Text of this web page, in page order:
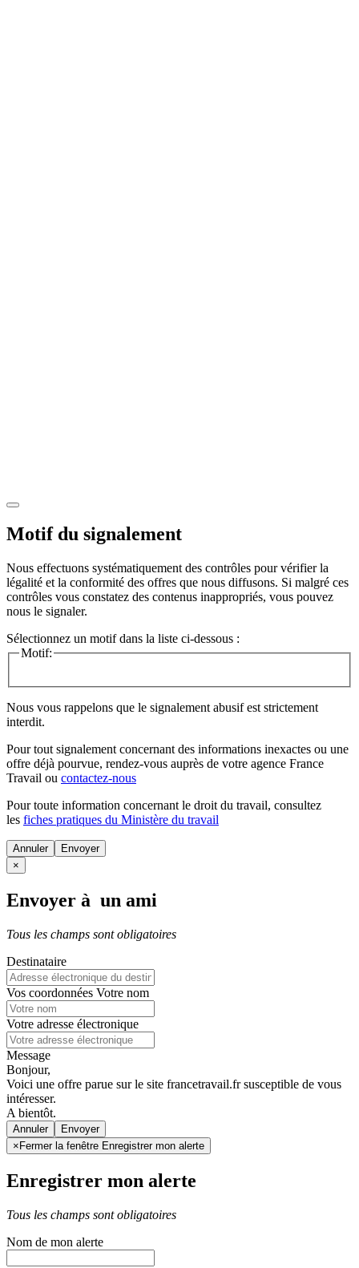
Motif du signalement
Nous effectuons systématiquement des contrôles pour vérifier la
légalité et la conformité des offres que nous diffusons. Si malgré ces
contrôles vous constatez des contenus inappropriés, vous pouvez
nous le signaler.
Sélectionnez un motif dans la liste ci-dessous :
Motif:
Nous vous rappelons que le signalement abusif est strictement
interdit.
Pour tout signalement concernant des informations inexactes ou une
offre déjà pourvue, rendez-vous auprès de votre agence France
Travail ou contactez-nous
Pour toute information concernant le droit du travail, consultez
les fiches pratiques du Ministère du travail
Annuler
×
Envoyer à un ami
Tous les champs sont obligatoires
Destinataire
Vos coordonnées Votre nom
Votre adresse électronique
Message
Bonjour,
Voici une offre parue sur le site francetravail.fr susceptible de vous
intéresser.
A bientôt.
Annuler
× Fermer la fenêtre Enregistrer mon alerte
Enregistrer mon alerte
Tous les champs sont obligatoires
Nom de mon alerte